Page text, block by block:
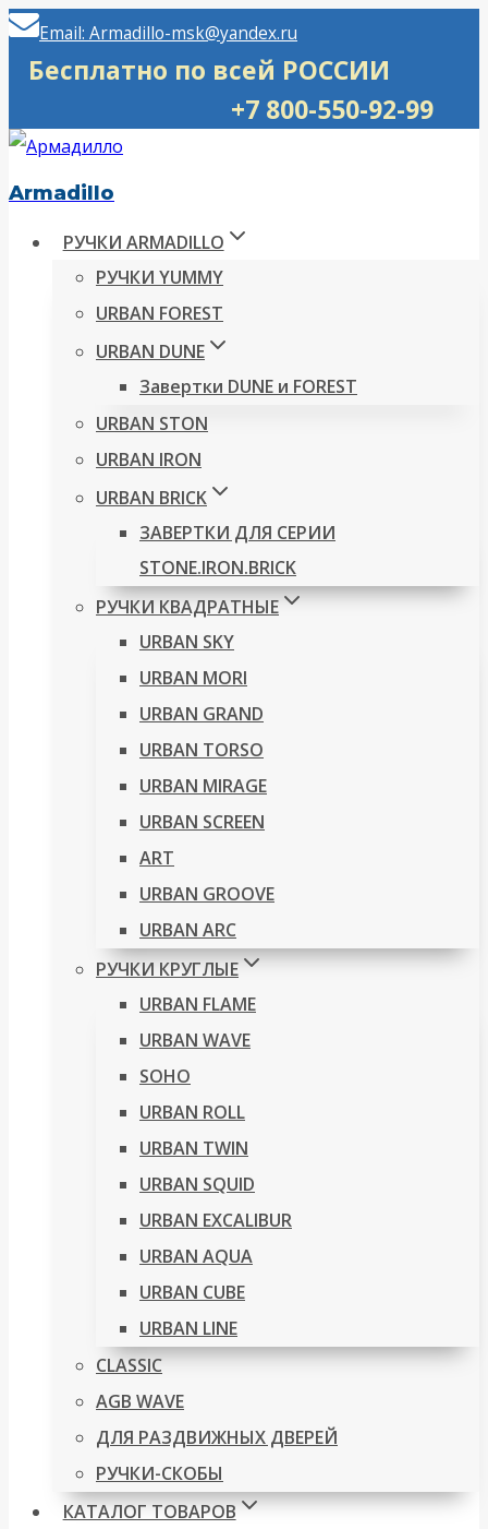
Перейти
Email: Armadillo-msk@yandex.ru
Бесплатно по всей РОССИИ
+7 800-550-92-99
Armadillo
РУЧКИ ARMADILLO
РУЧКИ YUMMY
URBAN FOREST
URBAN DUNE
Завертки DUNE и FOREST
URBAN STON
URBAN IRON
URBAN BRICK
ЗАВЕРТКИ ДЛЯ СЕРИИ
STONE.IRON.BRICK
РУЧКИ КВАДРАТНЫЕ
URBAN SKY
URBAN MORI
URBAN GRAND
URBAN TORSO
URBAN MIRAGE
URBAN SCREEN
ART
URBAN GROOVE
URBAN ARC
РУЧКИ КРУГЛЫЕ
URBAN FLAME
URBAN WAVE
SOHO
URBAN ROLL
URBAN TWIN
URBAN SQUID
URBAN EXCALIBUR
URBAN AQUA
URBAN CUBE
URBAN LINE
CLASSIC
AGB WAVE
ДЛЯ РАЗДВИЖНЫХ ДВЕРЕЙ
РУЧКИ-СКОБЫ
КАТАЛОГ ТОВАРОВ